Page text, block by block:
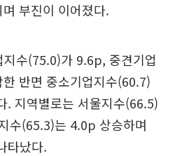
부진이 이어졌다.
수(75.0)가 9.6p, 중견기업
반면 중소기업지수(60.7)
. 지역별로는 서울지수(66.5)
수(65.3)는 4.0p 상승하며
타났다.